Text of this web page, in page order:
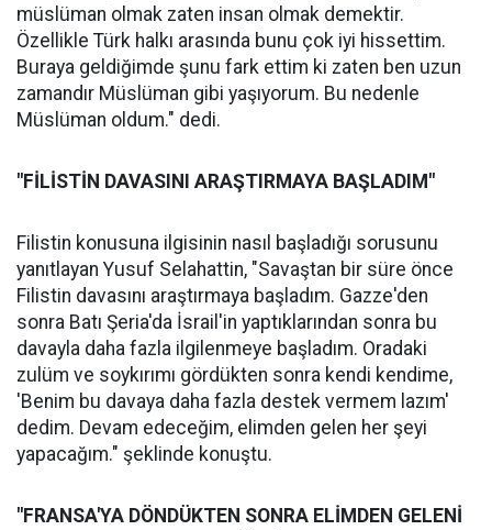
müslüman olmak zaten insan olmak demektir.
Özellikle Türk halkı arasında bunu çok iyi hissettim.
Buraya geldiğimde şunu fark ettim ki zaten ben uzun
zamandır Müslüman gibi yaşıyorum. Bu nedenle
Müslüman oldum." dedi.
"FİLİSTİN DAVASINI ARAŞTIRMAYA BAŞLADIM"
Filistin konusuna ilgisinin nasıl başladığı sorusunu
yanıtlayan Yusuf Selahattin, "Savaştan bir süre önce
Filistin davasını araştırmaya başladım. Gazze'den
sonra Batı Şeria'da İsrail'in yaptıklarından sonra bu
davayla daha fazla ilgilenmeye başladım. Oradaki
zulüm ve soykırımı gördükten sonra kendi kendime,
'Benim bu davaya daha fazla destek vermem lazım'
dedim. Devam edeceğim, elimden gelen her şeyi
yapacağım." şeklinde konuştu.
"FRANSA'YA DÖNDÜKTEN SONRA ELİMDEN GELENİ